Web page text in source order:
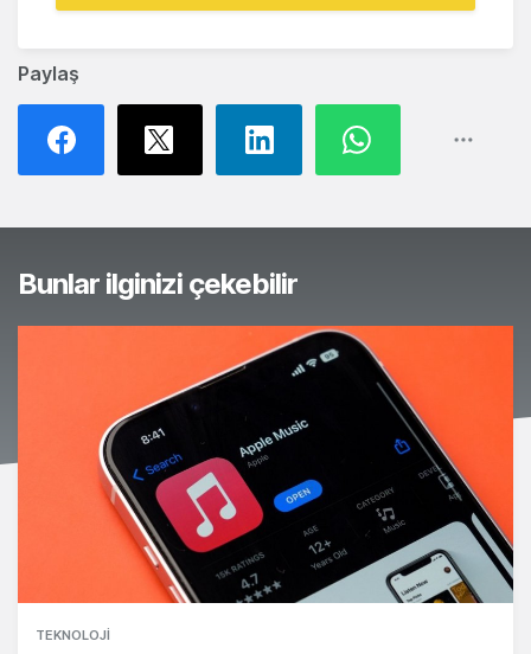
Paylaş
Bunlar ilginizi çekebilir
TEKNOLOJI